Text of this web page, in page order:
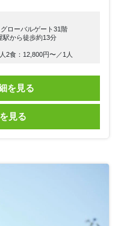
ローバルゲート31階
駅から徒歩約13分
2食：12,800円〜／1人
を見る
見る